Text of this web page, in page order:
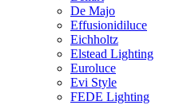
De Majo
Effusionidiluce
Eichholtz
Elstead Lighting
Euroluce
Evi Style
FEDE Lighting